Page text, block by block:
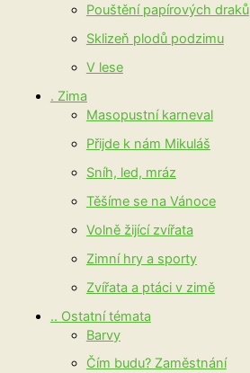
Pouštění papírových draků
Sklizeň plodů podzimu
V lese
. Zima
Masopustní karneval
Přijde k nám Mikuláš
Sníh, led, mráz
Těšíme se na Vánoce
Volně žijící zvířata
Zimní hry a sporty
Zvířata a ptáci v zimě
.. Ostatní témata
Barvy
Čím budu? Zaměstnání